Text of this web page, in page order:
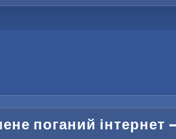
поганий інтернет